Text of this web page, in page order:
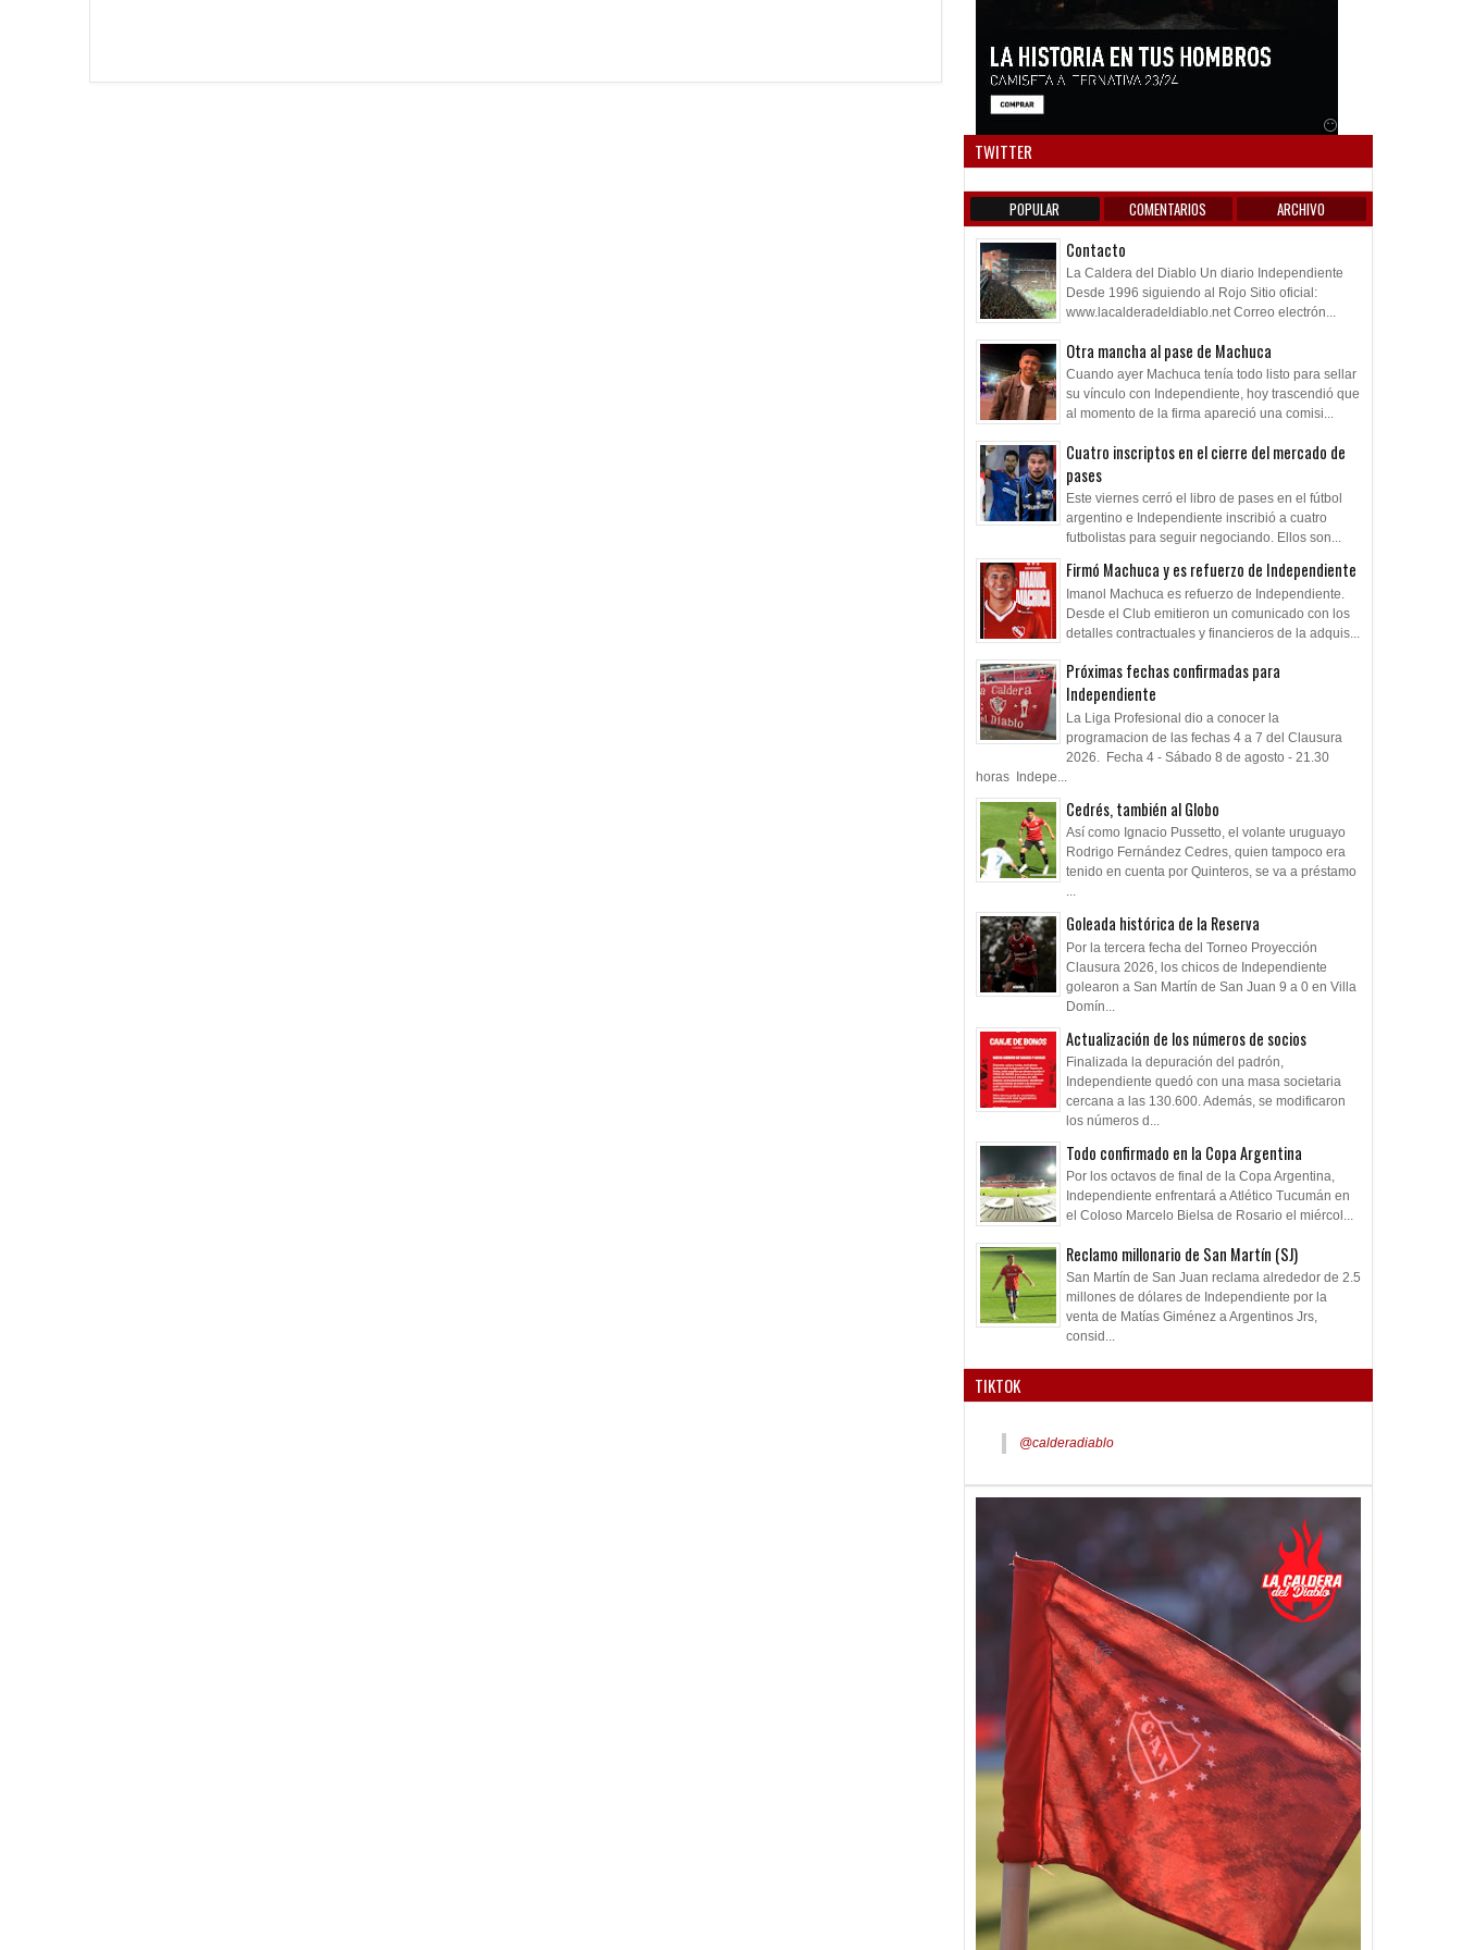
TWITTER
POPULAR COMENTARIOS ARCHIVO
Contacto
La Caldera del Diablo Un diario Independiente
Desde 1996 siguiendo al Rojo Sitio oficial:
www.lacalderadeldiablo.net Correo electrón...
Otra mancha al pase de Machuca
Cuando ayer Machuca tenía todo listo para sellar
su vínculo con Independiente, hoy trascendió que
al momento de la firma apareció una comisi...
Cuatro inscriptos en el cierre del mercado de
pases
Este viernes cerró el libro de pases en el fútbol
argentino e Independiente inscribió a cuatro
futbolistas para seguir negociando. Ellos son...
Firmó Machuca y es refuerzo de Independiente
Imanol Machuca es refuerzo de Independiente.
Desde el Club emitieron un comunicado con los
detalles contractuales y financieros de la adquis...
Próximas fechas confirmadas para
Independiente
La Liga Profesional dio a conocer la
programacion de las fechas 4 a 7 del Clausura
2026. Fecha 4 - Sábado 8 de agosto - 21.30
horas Indepe...
Cedrés, también al Globo
Así como Ignacio Pussetto, el volante uruguayo
Rodrigo Fernández Cedres, quien tampoco era
tenido en cuenta por Quinteros, se va a préstamo
...
Goleada histórica de la Reserva
Por la tercera fecha del Torneo Proyección
Clausura 2026, los chicos de Independiente
golearon a San Martín de San Juan 9 a 0 en Villa
Domín...
Actualización de los números de socios
Finalizada la depuración del padrón,
Independiente quedó con una masa societaria
cercana a las 130.600. Además, se modificaron
los números d...
Todo confirmado en la Copa Argentina
Por los octavos de final de la Copa Argentina,
Independiente enfrentará a Atlético Tucumán en
el Coloso Marcelo Bielsa de Rosario el miércol...
Reclamo millonario de San Martín (SJ)
San Martín de San Juan reclama alrededor de 2.5
millones de dólares de Independiente por la
venta de Matías Giménez a Argentinos Jrs,
consid...
TIKTOK
@calderadiablo